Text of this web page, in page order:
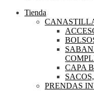
Tienda
CAPA
PRENDAS